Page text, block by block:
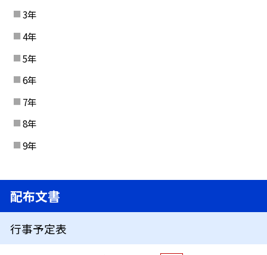
3年
4年
5年
6年
7年
8年
9年
配布文書
行事予定表